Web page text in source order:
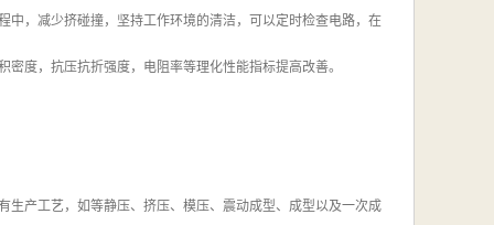
，减少挤碰撞，坚持工作环境的清洁，可以定时检查电路，在
度，抗压抗折强度，电阻率等理化性能指标提高改善。
产工艺，如等静压、挤压、模压、震动成型、成型以及一次成